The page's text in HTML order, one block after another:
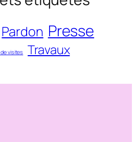
Pardon Presse
visites Travaux